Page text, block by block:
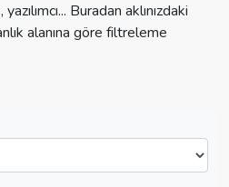
Buradan aklınızdaki
alanına göre filtreleme